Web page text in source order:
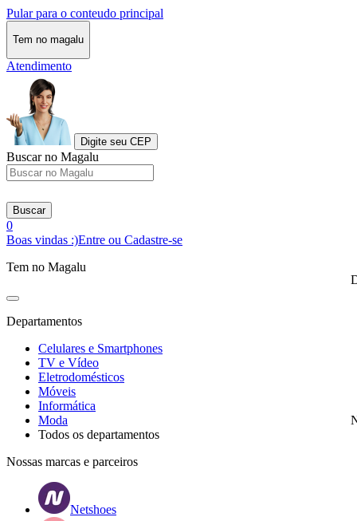
Pular para o conteudo principal
Tem no magalu
Atendimento
Digite seu CEP
Buscar no Magalu
Buscar
0
Boas vindas :)Entre ou Cadastre-se
Tem no Magalu
Departamentos
Celulares e Smartphones
TV e Vídeo
Eletrodomésticos
Móveis
Informática
Moda
Todos os departamentos
Nossas marcas e parceiros
Netshoes